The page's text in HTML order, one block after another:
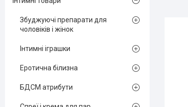
Збуджуючі препарати для
чоловіків і жінок
Інтимні іграшки
Еротична білизна
БДСМ атрибути